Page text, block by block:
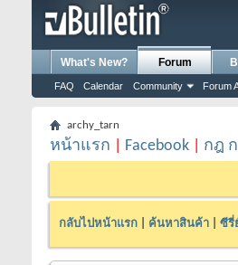
What's New? Forum
FAQ Calendar Community Forum
archy_tarn
หน้าแรก Facebook กฎ
กลับไปหน้าแรก ค้นหาสินค้า ซีรี่